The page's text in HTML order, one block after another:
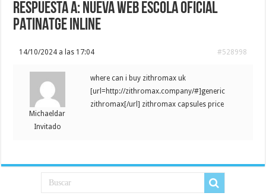
Respuesta a: NUEVA WEB ESCOLA OFICIAL
PATINATGE INLINE
14/10/2024 a las 17:04 #528998
Michaeldar
Invitado
where can i buy zithromax uk
[url=http://zithromax.company/#]generic
zithromax[/url] zithromax capsules price